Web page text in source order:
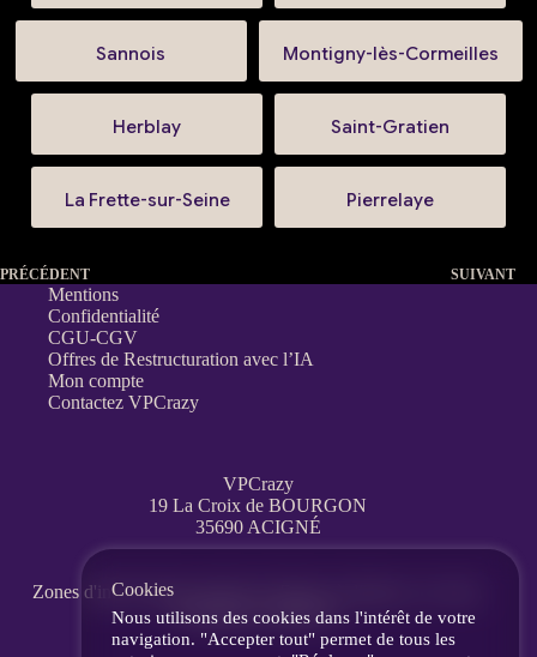
Sannois Montigny-lès-Cormeilles
Herblay Saint-Gratien
La Frette-sur-Seine Pierrelaye
PRÉCÉDENT SUIVANT
Mentions
Confidentialité
CGU-CGV
Offres de Restructuration avec l’IA
Mon compte
Contactez VPCrazy
VPCrazy
19 La Croix de BOURGON
35690 ACIGNÉ
Zones d'interventions partout en France
messagerie, téléphone.
Cookies
Nous utilisons des cookies dans l'intérêt de votre
navigation. "Accepter tout" permet de tous les